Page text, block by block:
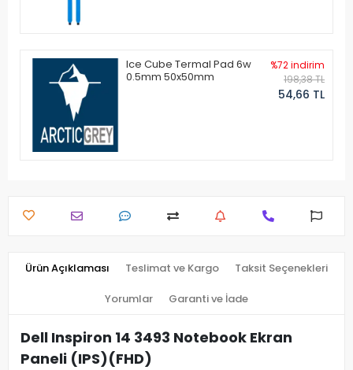
Ice Cube Termal Pad 6w
0.5mm 50x50mm
%72 indirim
198,38 TL
54,66 TL
Ürün Açıklaması Teslimat ve Kargo Taksit Seçenekleri
Yorumlar Garanti ve İade
Dell Inspiron 14 3493 Notebook Ekran
Paneli (IPS)(FHD)